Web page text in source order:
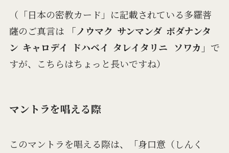
（「日本の密教カード」に記載されている多羅菩
薩のご真言は
「ノウマク サンマンダ ボダナンタ
ン キャロデイ ドハベイ タレイタリニ ソワカ」 で
すが、こちらはちょっと長いですね）
マントラを唱える際
このマントラを唱える際は、「身口意（しんく